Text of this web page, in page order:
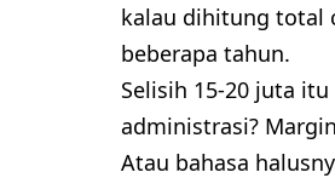
kalau dihitung total
beberapa tahun.
Selisih 15-20 juta itu
administrasi?
Atau bahasa